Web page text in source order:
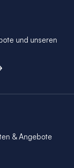
und unseren
& Angebote